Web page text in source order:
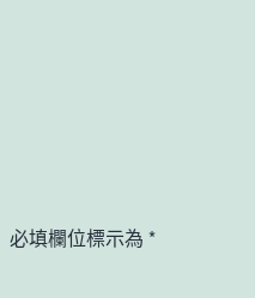
必填欄位標示為 *